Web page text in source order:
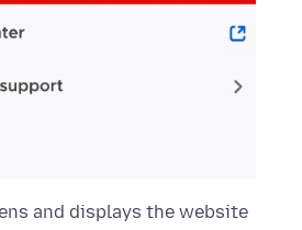
and displays the website